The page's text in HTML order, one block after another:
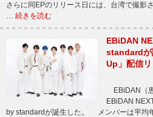
さらに同EPのリリース日には、台湾で撮影
… 続きを読む
EBiDAN
standardが
Up」配信
EBiDAN（
EBiDAN
by standardが誕生した。 メンバーは平均